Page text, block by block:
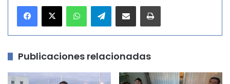
Telegram
Publicaciones relacionadas